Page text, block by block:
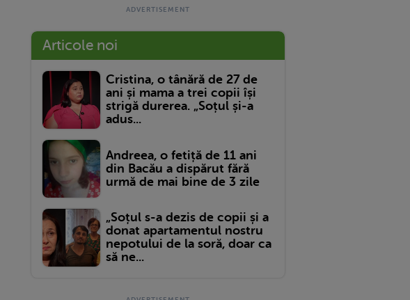
Articole noi
Cristina, o tânără de 27 de
ani și mama a trei copii își
strigă durerea. „Soțul și-a
adus...
Andreea, o fetiță de 11 ani
din Bacău a dispărut fără
urmă de mai bine de 3 zile
„Soțul s-a dezis de copii și a
donat apartamentul nostru
nepotului de la soră, doar ca
să ne...